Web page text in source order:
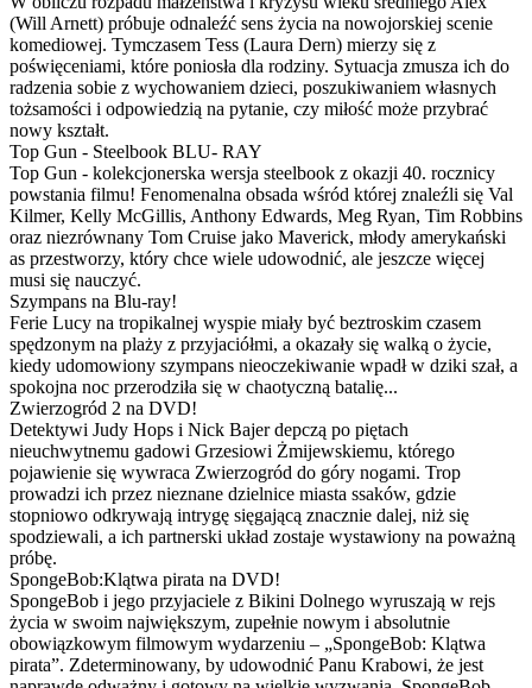
(Will Arnett) próbuje odnaleźć sens życia na nowojorskiej scenie
komediowej. Tymczasem Tess (Laura Dern) mierzy się z
poświęceniami, które poniosła dla rodziny. Sytuacja zmusza ich do
radzenia sobie z wychowaniem dzieci, poszukiwaniem własnych
tożsamości i odpowiedzią na pytanie, czy miłość może przybrać
nowy kształt.
Top Gun - Steelbook BLU- RAY
Top Gun - kolekcjonerska wersja steelbook z okazji 40. rocznicy
powstania filmu! Fenomenalna obsada wśród której znaleźli się Val
Kilmer, Kelly McGillis, Anthony Edwards, Meg Ryan, Tim Robbins
oraz niezrównany Tom Cruise jako Maverick, młody amerykański
as przestworzy, który chce wiele udowodnić, ale jeszcze więcej
musi się nauczyć.
Szympans na Blu-ray!
Ferie Lucy na tropikalnej wyspie miały być beztroskim czasem
spędzonym na plaży z przyjaciółmi, a okazały się walką o życie,
kiedy udomowiony szympans nieoczekiwanie wpadł w dziki szał, a
spokojna noc przerodziła się w chaotyczną batalię...
Zwierzogród 2 na DVD!
Detektywi Judy Hops i Nick Bajer depczą po piętach
nieuchwytnemu gadowi Grzesiowi Żmijewskiemu, którego
pojawienie się wywraca Zwierzogród do góry nogami. Trop
prowadzi ich przez nieznane dzielnice miasta ssaków, gdzie
stopniowo odkrywają intrygę sięgającą znacznie dalej, niż się
spodziewali, a ich partnerski układ zostaje wystawiony na poważną
próbę.
SpongeBob:Klątwa pirata na DVD!
SpongeBob i jego przyjaciele z Bikini Dolnego wyruszają w rejs
życia w swoim największym, zupełnie nowym i absolutnie
obowiązkowym filmowym wydarzeniu – „SpongeBob: Klątwa
pirata”. Zdeterminowany, by udowodnić Panu Krabowi, że jest